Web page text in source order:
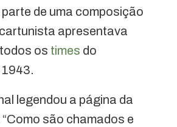
de uma composição
apresentava
os times do
legendou a página da
são chamados e